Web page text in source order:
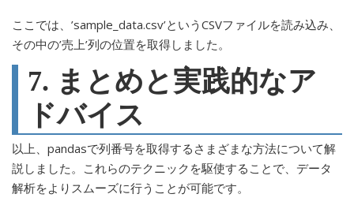
ここでは、’sample_data.csv’というCSVファイルを読み込み、
その中の’売上’列の位置を取得しました。
7. まとめと実践的なア
ドバイス
以上、pandasで列番号を取得するさまざまな方法について解
説しました。これらのテクニックを駆使することで、データ
解析をよりスムーズに行うことが可能です。